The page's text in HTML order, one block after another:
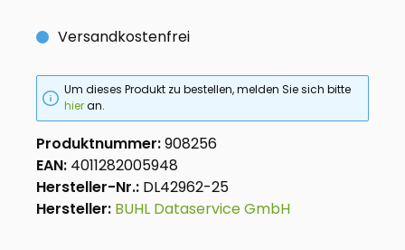
Versandkostenfrei
Um dieses Produkt zu bestellen, melden Sie sich bitte
hieran.
Produktnummer:908256
EAN: 4011282005948
Hersteller-Nr.: DL42962-25
Hersteller: BUHL Dataservice GmbH